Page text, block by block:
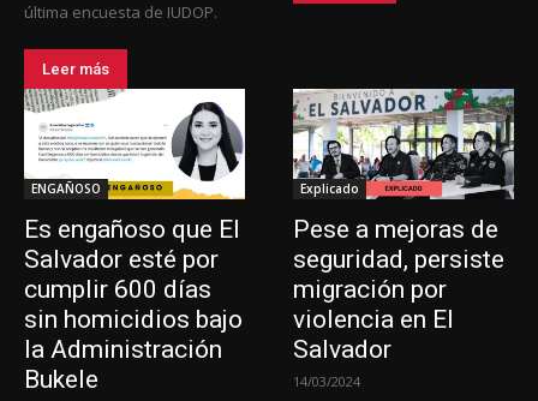
última encuesta de IUDOP.
Leer más
ENGAÑOSO
Es engañoso que El
Salvador esté por
cumplir 600 días
sin homicidios bajo
la Administración
Bukele
Explicado
Pese a mejoras de
seguridad, persiste
migración por
violencia en El
Salvador
14/03/2024